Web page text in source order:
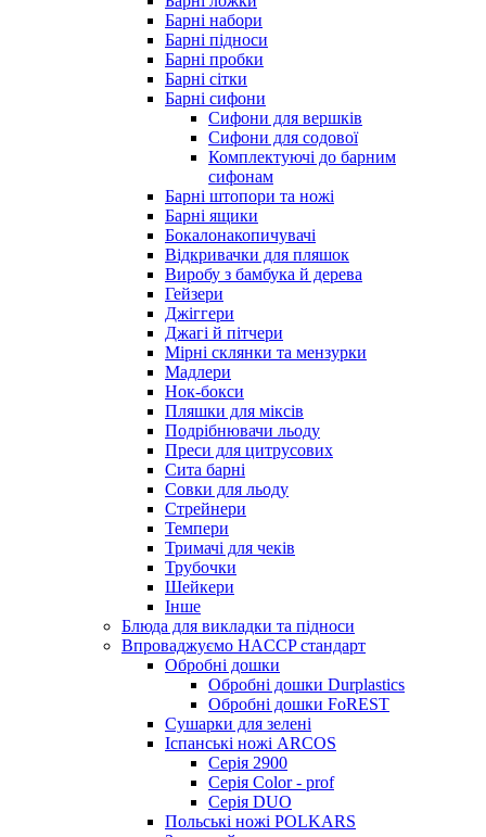
Барні набори
Барні підноси
Барні пробки
Барні сітки
Барні сифони
Сифони для вершків
Сифони для содової
Комплектуючі до барним
сифонам
Барні штопори та ножі
Барні ящики
Бокалонакопичувачі
Відкривачки для пляшок
Виробу з бамбука й дерева
Гейзери
Джіггери
Джагі й пітчери
Мірні склянки та мензурки
Мадлери
Нок-бокси
Пляшки для міксів
Подрібнювачи льоду
Преси для цитрусових
Сита барні
Совки для льоду
Стрейнери
Темпери
Тримачі для чеків
Трубочки
Шейкери
Інше
Блюда для викладки та підноси
Впроваджуємо HACCP стандарт
Обробні дошки
Обробні дошки Durplastics
Обробні дошки FoREST
Сушарки для зелені
Іспанські ножі ARCOS
Серія 2900
Серія Color - prof
Серія DUO
Польські ножі POLKARS